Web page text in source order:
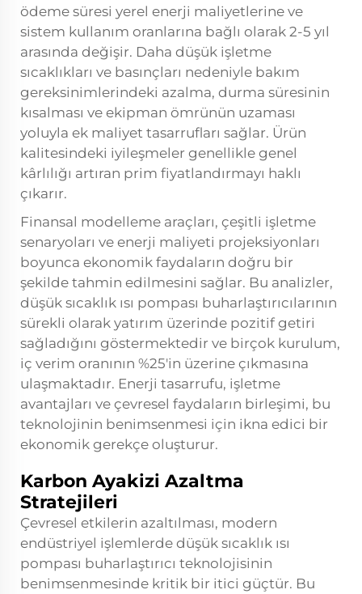
ödeme süresi yerel enerji maliyetlerine ve
sistem kullanım oranlarına bağlı olarak 2-5 yıl
arasında değişir. Daha düşük işletme
sıcaklıkları ve basınçları nedeniyle bakım
gereksinimlerindeki azalma, durma süresinin
kısalması ve ekipman ömrünün uzaması
yoluyla ek maliyet tasarrufları sağlar. Ürün
kalitesindeki iyileşmeler genellikle genel
kârlılığı artıran prim fiyatlandırmayı haklı
çıkarır.
Finansal modelleme araçları, çeşitli işletme
senaryoları ve enerji maliyeti projeksiyonları
boyunca ekonomik faydaların doğru bir
şekilde tahmin edilmesini sağlar. Bu analizler,
düşük sıcaklık ısı pompası buharlaştırıcılarının
sürekli olarak yatırım üzerinde pozitif getiri
sağladığını göstermektedir ve birçok kurulum,
iç verim oranının %25'in üzerine çıkmasına
ulaşmaktadır. Enerji tasarrufu, işletme
avantajları ve çevresel faydaların birleşimi, bu
teknolojinin benimsenmesi için ikna edici bir
ekonomik gerekçe oluşturur.
Karbon Ayakizi Azaltma
Stratejileri
Çevresel etkilerin azaltılması, modern
endüstriyel işlemlerde düşük sıcaklık ısı
pompası buharlaştırıcı teknolojisinin
benimsenmesinde kritik bir itici güçtür. Bu